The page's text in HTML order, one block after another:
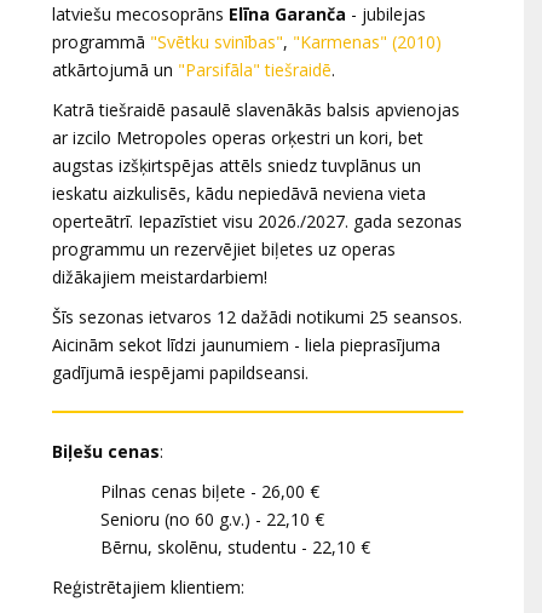
latviešu mecosoprāns Elīna Garanča - jubilejas
programmā "Svētku svinības", "Karmenas" (2010)
atkārtojumā un "Parsifāla" tiešraidē.
Katrā tiešraidē pasaulē slavenākās balsis apvienojas
ar izcilo Metropoles operas orķestri un kori, bet
augstas izšķirtspējas attēls sniedz tuvplānus un
ieskatu aizkulisēs, kādu nepiedāvā neviena vieta
operteātrī. Iepazīstiet visu 2026./2027. gada sezonas
programmu un rezervējiet biļetes uz operas
dižākajiem meistardarbiem!
Šīs sezonas ietvaros 12 dažādi notikumi 25 seansos.
Aicinām sekot līdzi jaunumiem - liela pieprasījuma
gadījumā iespējami papildseansi.
Biļešu cenas:
Pilnas cenas biļete - 26,00 €
Senioru (no 60 g.v.) - 22,10 €
Bērnu, skolēnu, studentu - 22,10 €
Reģistrētajiem klientiem: